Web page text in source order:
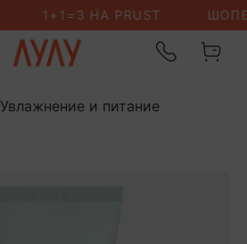
Увлажнение и питание